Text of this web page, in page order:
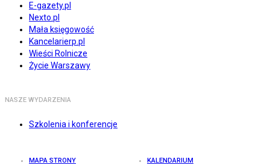
E-gazety.pl
Nexto.pl
Mała księgowość
Kancelarierp.pl
Wieści Rolnicze
Życie Warszawy
NASZE WYDARZENIA
Szkolenia i konferencje
MAPA STRONY KALENDARIUM